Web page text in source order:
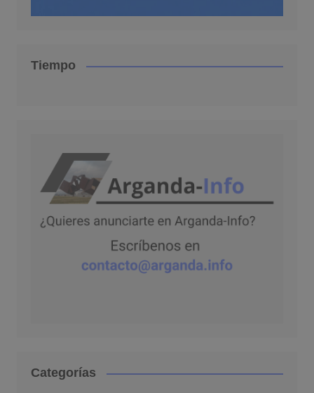
Tiempo
Categorías